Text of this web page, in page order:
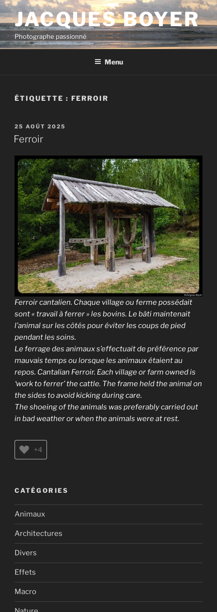
Aller
au
contenu
principal
JACQUES BOYER
Photographe passionné
Menu
ÉTIQUETTE : FERROIR
PUBLIÉ
LE
25 AOÛT 2025
Ferroir
Ferroir cantalien. Chaque village ou ferme possédait
sont « travail à ferrer » les bovins. Le bâti maintenait
l’animal sur les côtés pour éviter les coups de pied
pendant les soins.
Le ferrage des animaux s’effectuait de préférence par
mauvais temps ou lorsque les animaux étaient au
repos. Cantalian Ferroir. Each village or farm owned is
‘work to ferrer’ the cattle. The frame held the animal on
the sides to avoid kicking during care.
The shoeing of the animals was preferably carried out
in bad weather or when the animals were at rest.
+4
CATÉGORIES
Animaux
Architectures
Divers
Effets
Macro